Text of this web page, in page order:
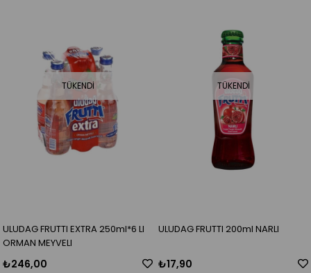
TÜKENDI
ULUDAG FRUTTI EXTRA 250ml*6 LI
ORMAN MEYVELI
₺246,00
TÜKENDI
ULUDAG FRUTTI 200ml NARLI
₺17,90